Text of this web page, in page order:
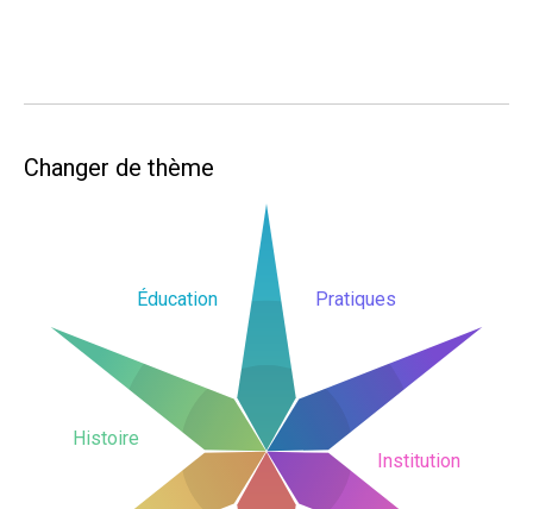
Changer de thème
Éducation Pratiques
Institution
Histoire